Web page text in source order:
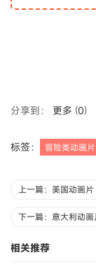
分享到： 更多 (0)
标签： 冒险类动画片
相关推荐